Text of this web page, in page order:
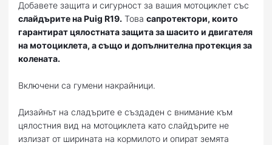
Добавете защита и сигурност за вашия мотоциклет със
слайдърите на Puig R19. Това сапротектори, които
гарантират цялостната защита за шасито и двигателя
на мотоциклета, а също и допълнителна протекция за
колената.
Включени са гумени накрайници.
Дизайнът на сладърите е създаден с внимание към
цялостния вид на мотоциклета като слайдърите не
излизат от ширината на кормилото и опират земята